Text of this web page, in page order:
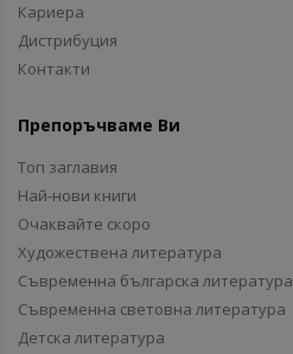
Кариера
Дистрибуция
Контакти
Препоръчваме Ви
Топ заглавия
Най-нови книги
Очаквайте скоро
Художествена литература
Съвременна българска литература
Съвременна световна литература
Детска литература